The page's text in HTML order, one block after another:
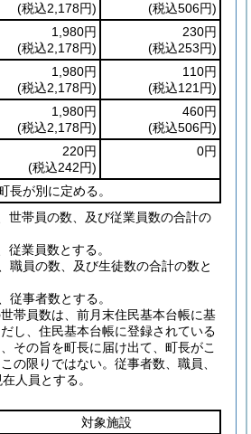
(税込2,178円)
(税込506円)
1,980円
(税込2,178円)
230円
(税込253円)
1,980円
(税込2,178円)
110円
(税込121円)
1,980円
(税込2,178円)
460円
(税込506円)
220円
(税込242円)
0円
長が別に定める。
世帯員の数、及び従業員数の合計の
従業員数とする。
職員の数、及び生徒数の合計の数と
従事者数とする。
帯員数は、前月末住民基本台帳に基
し、住民基本台帳に登録されている
その旨を町長に届け出て、町長がこ
の限りではない。従事者数、職員、
人員とする。
対象施設